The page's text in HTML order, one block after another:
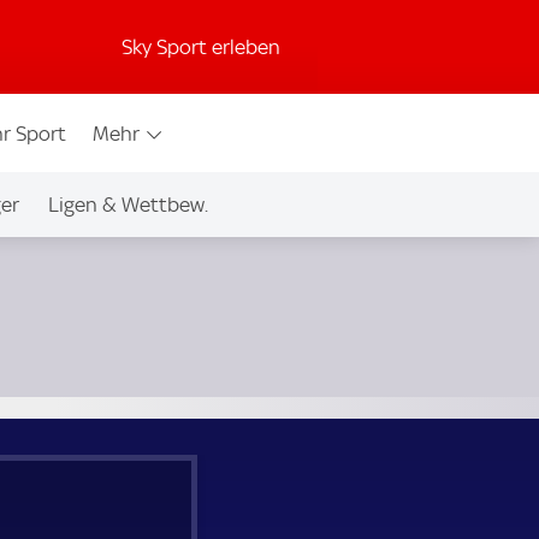
Sky Sport erleben
Sport Mehr
Ligen & Wettbew.